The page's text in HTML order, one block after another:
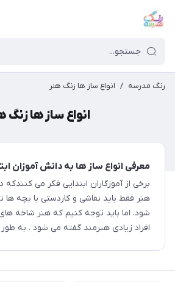
رنگ مدرسه / انواع ساز ها زنگ هنر
انواع ساز ها زنگ
معرفی انواع ساز ها به دانش آموزان
برخی از آموزگاران ابتدایی فکر می کنندکه
هنر فقط باید نقاشی و کاردستی با بچه ها
شود. اما باید توجه کنیم که هنر شاخه
افراد زیادی هنرمند گفته می شود . به طور